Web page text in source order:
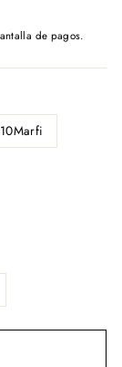
de pagos.